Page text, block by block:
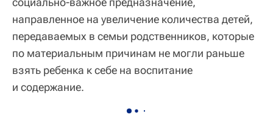
направленное на увеличение количества детей,
передаваемых в семьи родственников, которые
по материальным причинам не могли раньше
взять ребенка к себе на воспитание
и содержание.